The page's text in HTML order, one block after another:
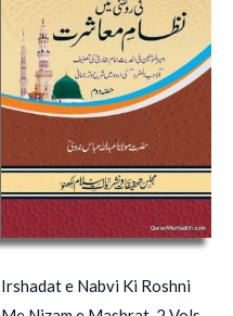
Irshadat e Nabvi Ki Roshni